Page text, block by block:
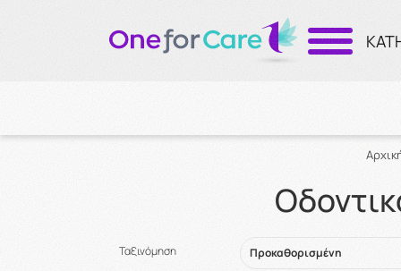
Ταξινόμηση